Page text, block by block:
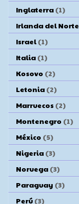
Inglaterra (1)
Irlanda del Norte
Israel (1)
Italia (1)
Kosovo (2)
Letonia (2)
Marruecos (2)
Montenegro (1)
México (5)
Nigeria (3)
Noruega (3)
Paraguay (3)
Perú (3)